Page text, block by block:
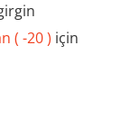
( -20 ) için